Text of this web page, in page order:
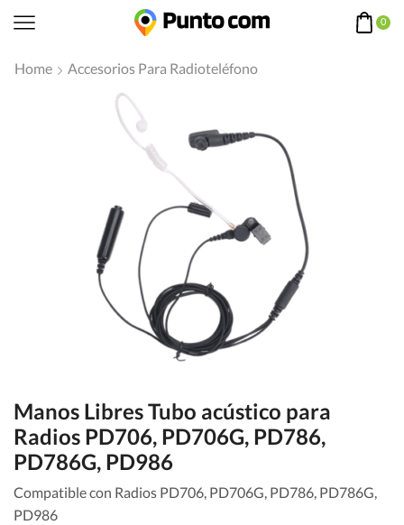
0
Home Accesorios Para Radioteléfono
Manos Libres Tubo acústico para
Radios PD706, PD706G, PD786,
PD786G, PD986
Compatible con Radios PD706, PD706G, PD786, PD786G,
PD986